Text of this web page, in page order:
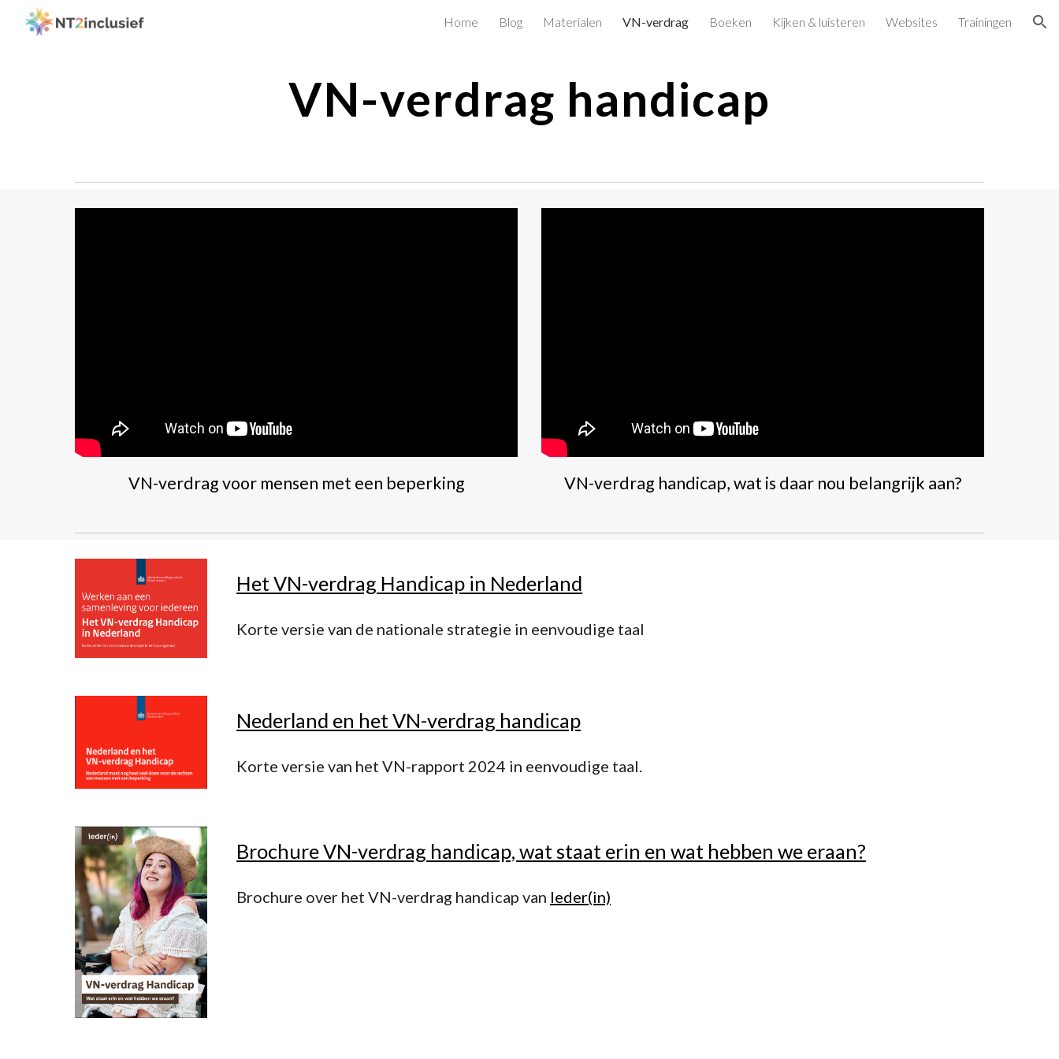
Skip to main content Skip to navigation
Home Blog Materialen VN-verdrag Boeken Kijken & luisteren Websites Trainingen
VN-verdrag handicap
VN-verdrag voor mensen met een beperking VN-verdrag handicap, wat is daar nou belangrijk aan?
Het VN-verdrag Handicap in Nederland
Korte versie van de nationale strategie in eenvoudige taal
Nederland en het VN-verdrag handicap
Korte versie van het VN-rapport 2024 in eenvoudige taal.
Brochure VN-verdrag handicap, wat staat erin en wat hebben we eraan?
Brochure over het VN-verdrag handicap van Ieder(in)